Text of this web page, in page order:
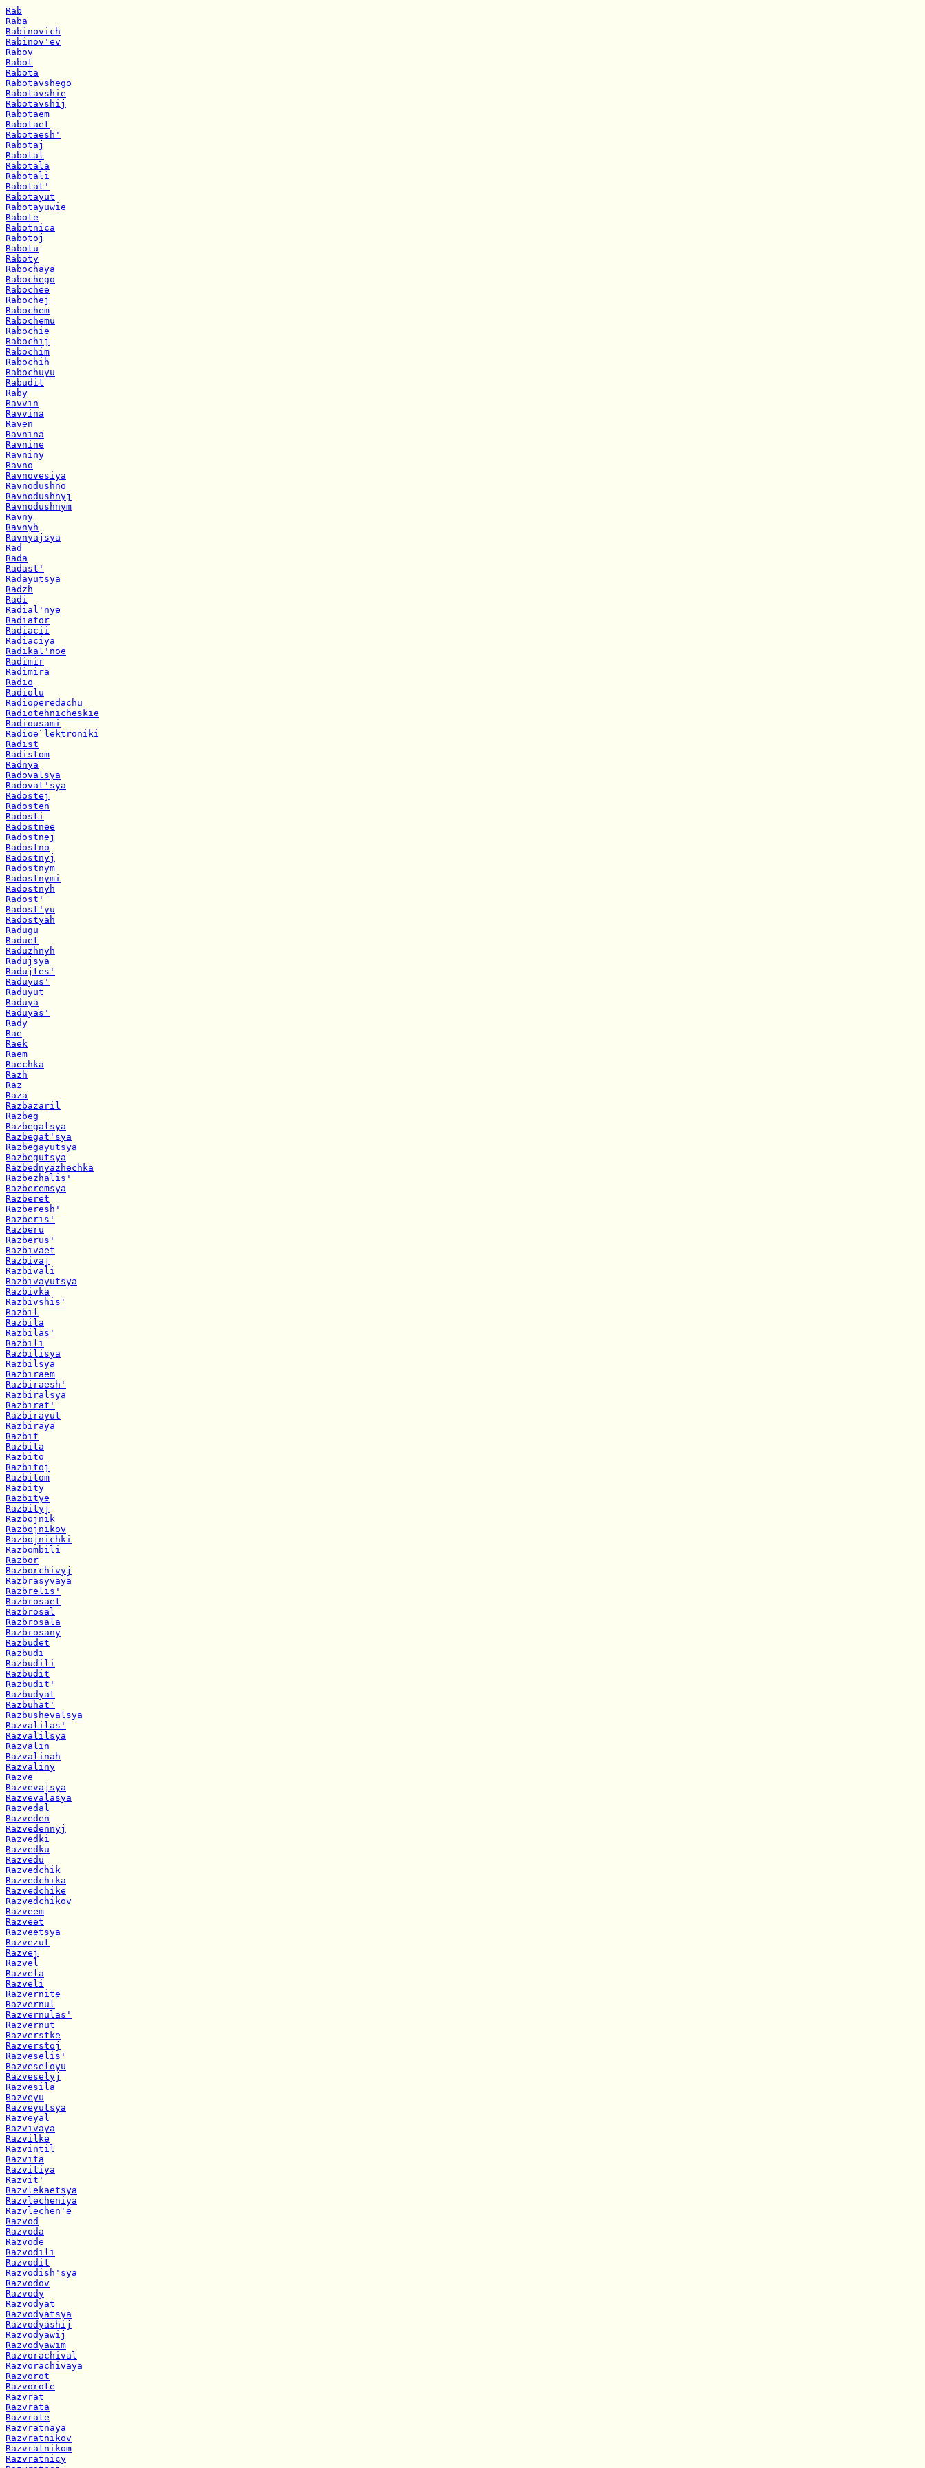
Rab
Raba
Rabinovich
Rabinov'ev
Rabov
Rabot
Rabota
Rabotavshego
Rabotavshie
Rabotavshij
Rabotaem
Rabotaet
Rabotaesh'
Rabotaj
Rabotal
Rabotala
Rabotali
Rabotat'
Rabotayut
Rabotayuwie
Rabote
Rabotnica
Rabotoj
Rabotu
Raboty
Rabochaya
Rabochego
Rabochee
Rabochej
Rabochem
Rabochemu
Rabochie
Rabochij
Rabochim
Rabochih
Rabochuyu
Rabudit
Raby
Ravvin
Ravvina
Raven
Ravnina
Ravnine
Ravniny
Ravno
Ravnovesiya
Ravnodushno
Ravnodushnyj
Ravnodushnym
Ravny
Ravnyh
Ravnyajsya
Rad
Rada
Radast'
Radayutsya
Radzh
Radi
Radial'nye
Radiator
Radiacii
Radiaciya
Radikal'noe
Radimir
Radimira
Radio
Radiolu
Radioperedachu
Radiotehnicheskie
Radiousami
Radioe`lektroniki
Radist
Radistom
Radnya
Radovalsya
Radovat'sya
Radostej
Radosten
Radosti
Radostnee
Radostnej
Radostno
Radostnyj
Radostnym
Radostnymi
Radostnyh
Radost'
Radost'yu
Radostyah
Radugu
Raduet
Raduzhnyh
Radujsya
Radujtes'
Raduyus'
Raduyut
Raduya
Raduyas'
Rady
Rae
Raek
Raem
Raechka
Razh
Raz
Raza
Razbazaril
Razbeg
Razbegalsya
Razbegat'sya
Razbegayutsya
Razbegutsya
Razbednyazhechka
Razbezhalis'
Razberemsya
Razberet
Razberesh'
Razberis'
Razberu
Razberus'
Razbivaet
Razbivaj
Razbivali
Razbivayutsya
Razbivka
Razbivshis'
Razbil
Razbila
Razbilas'
Razbili
Razbilisya
Razbilsya
Razbiraem
Razbiraesh'
Razbiralsya
Razbirat'
Razbirayut
Razbiraya
Razbit
Razbita
Razbito
Razbitoj
Razbitom
Razbity
Razbitye
Razbityj
Razbojnik
Razbojnikov
Razbojnichki
Razbombili
Razbor
Razborchivyj
Razbrasyvaya
Razbrelis'
Razbrosaet
Razbrosal
Razbrosala
Razbrosany
Razbudet
Razbudi
Razbudili
Razbudit
Razbudit'
Razbudyat
Razbuhat'
Razbushevalsya
Razvalilas'
Razvalilsya
Razvalin
Razvalinah
Razvaliny
Razve
Razvevajsya
Razvevalasya
Razvedal
Razveden
Razvedennyj
Razvedki
Razvedku
Razvedu
Razvedchik
Razvedchika
Razvedchike
Razvedchikov
Razveem
Razveet
Razveetsya
Razvezut
Razvej
Razvel
Razvela
Razveli
Razvernite
Razvernul
Razvernulas'
Razvernut
Razverstke
Razverstoj
Razveselis'
Razveseloyu
Razveselyj
Razvesila
Razveyu
Razveyutsya
Razveyal
Razvivaya
Razvilke
Razvintil
Razvita
Razvitiya
Razvit'
Razvlekaetsya
Razvlecheniya
Razvlechen'e
Razvod
Razvoda
Razvode
Razvodili
Razvodit
Razvodish'sya
Razvodov
Razvody
Razvodyat
Razvodyatsya
Razvodyashij
Razvodyawij
Razvodyawim
Razvorachival
Razvorachivaya
Razvorot
Razvorote
Razvrat
Razvrata
Razvrate
Razvratnaya
Razvratnikov
Razvratnikom
Razvratnicy